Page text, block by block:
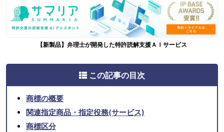
【新製品】弁理士が開発した特許読解支援ＡＩサービス
この記事の目次
商標の概要
関連指定商品・指定役務(サービス)
商標区分